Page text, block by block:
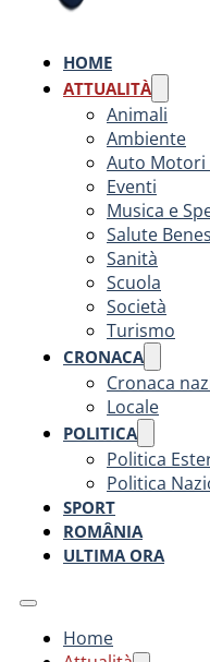
HOME
ATTUALITÀ
Animali
Ambiente
Auto Motori
Eventi
Musica e
Salute
Sanità
Scuola
Società
Turismo
CRONACA
Cronaca
Locale
POLITICA
Politica
Politica
SPORT
ROMÂNIA
ULTIMA ORA
Home